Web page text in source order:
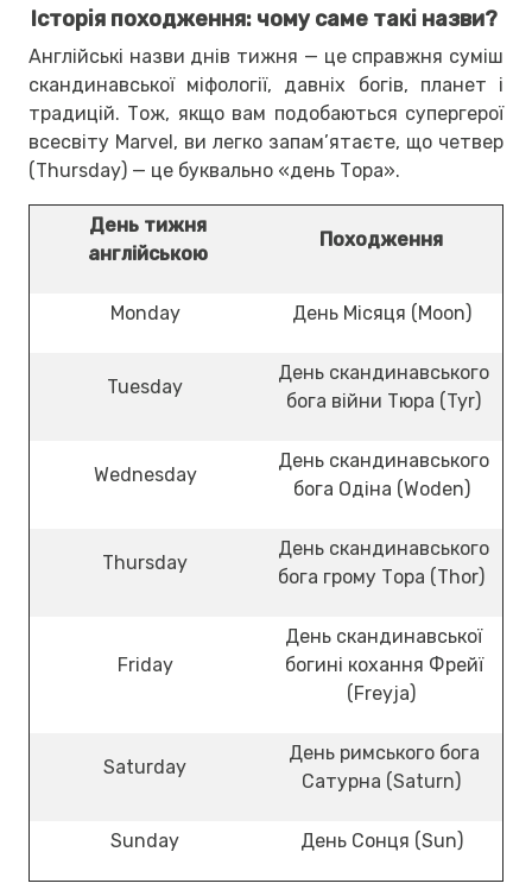
Історія походження: чому саме такі назви?
Англійські назви днів тижня — це справжня суміш
скандинавської міфології, давніх богів, планет і
традицій. Тож, якщо вам подобаються супергерої
всесвіту Marvel, ви легко запам’ятаєте, що четвер
(Thursday) — це буквально «день Тора».
День тижня
англійською
Походження
Monday День Місяця (Moon)
Tuesday
День скандинавського
бога війни Тюра (Tyr)
Wednesday
День скандинавського
бога Одіна (Woden)
Thursday
День скандинавського
бога грому Тора (Thor)
Friday
День скандинавської
богині кохання Фрейї
(Freyja)
Saturday
День римського бога
Сатурна (Saturn)
Sunday День Сонця (Sun)